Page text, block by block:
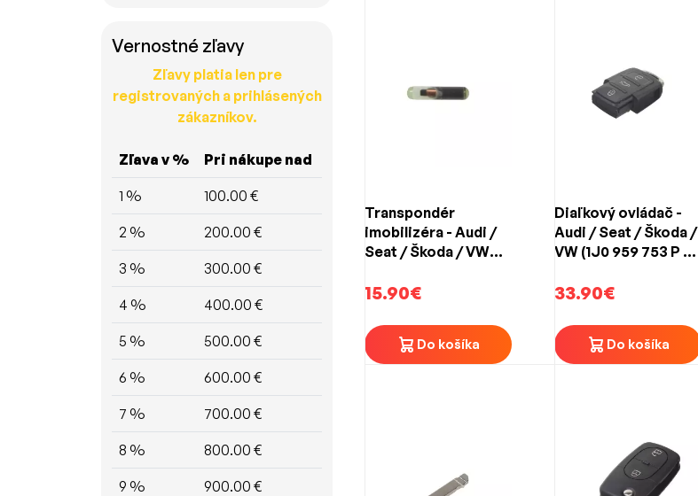
Vernostné zľavy
Zľavy platia len pre
registrovaných a prihlásených
zákazníkov.
Zľava v % Pri nákupe nad
1 % 100.00 €
2 % 200.00 €
3 % 300.00 €
4 % 400.00 €
5 % 500.00 €
6 % 600.00 €
7 % 700.00 €
8 % 800.00 €
9 % 900.00 €
Transpondér
imobilizéra - Audi /
Seat / Škoda / VW
15.90€
Do košíka
Diaľkový ovládač -
Audi / Seat / Škoda /
VW (1J0 959 753 P /
tlačidlový
33.90€
Do košíka